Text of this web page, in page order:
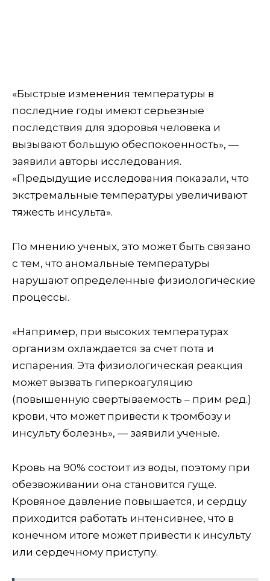
«Быстрые изменения температуры в
последние годы имеют серьезные
последствия для здоровья человека и
вызывают большую обеспокоенность», —
заявили авторы исследования.
«Предыдущие исследования показали, что
экстремальные температуры увеличивают
тяжесть инсульта».
По мнению ученых, это может быть связано
с тем, что аномальные температуры
нарушают определенные физиологические
процессы.
«Например, при высоких температурах
организм охлаждается за счет пота и
испарения. Эта физиологическая реакция
может вызвать гиперкоагуляцию
(повышенную свертываемость – прим ред.)
крови, что может привести к тромбозу и
инсульту болезнь», — заявили ученые.
Кровь на 90% состоит из воды, поэтому при
обезвоживании она становится гуще.
Кровяное давление повышается, и сердцу
приходится работать интенсивнее, что в
конечном итоге может привести к инсульту
или сердечному приступу.